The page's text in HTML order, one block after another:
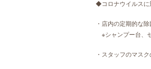
◆コロナウイルスに
・店内の定期的な
※シャンプー台、
・スタッフのマス